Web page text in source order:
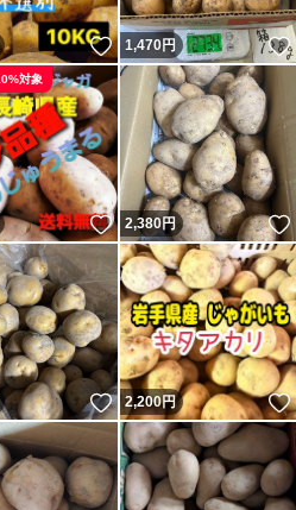
いいね！
1,470円
いいね！
対象
2,380円
いいね！
2,200円